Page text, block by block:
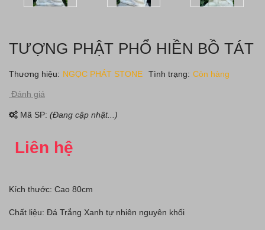
TƯỢNG PHẬT PHỔ HIỀN BỒ TÁT
Thương hiệu: NGỌC PHÁT STONE Tình trạng: Còn hàng
Đánh giá
Mã SP: (Đang cập nhật...)
Liên hệ
Kích thước: Cao 80cm
Chất liệu: Đá Trắng Xanh tự nhiên nguyên khối